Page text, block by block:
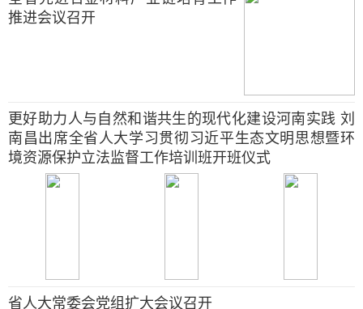
推进会议召开
更好助力人与自然和谐共生的现代化建设河南实践 刘
南昌出席全省人大学习贯彻习近平生态文明思想暨环
境资源保护立法监督工作培训班开班仪式
省人大常委会党组扩大会议召开